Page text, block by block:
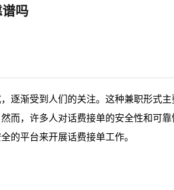
吗
逐渐受到人们的关注。这种兼职形式主
而，许多人对话费接单的安全性和可
的平台来开展话费接单工作。